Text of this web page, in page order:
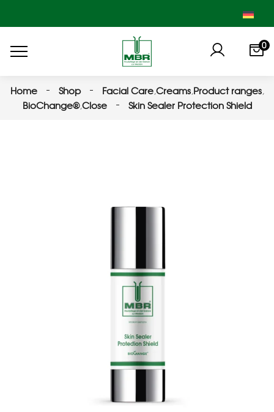
0
Home Shop Facial Care,Creams,Product ranges,
BioChange®,Close Skin Sealer Protection Shield